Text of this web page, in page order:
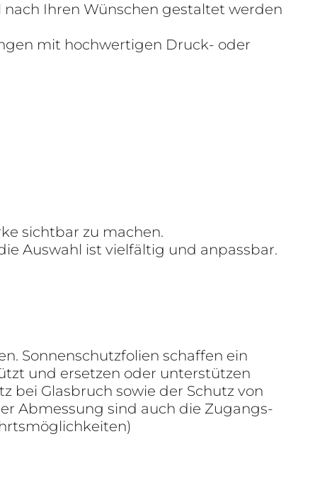
Ihren Wünschen gestaltet werden
mit hochwertigen Druck- oder
sichtbar zu machen.
Auswahl ist vielfältig und anpassbar.
Sonnenschutzfolien schaffen ein
und ersetzen oder unterstützen
bei Glasbruch sowie der Schutz von
Abmessung sind auch die Zugangs-